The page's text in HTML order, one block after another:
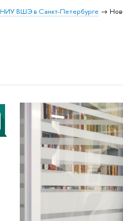
НИУ ВШЭ в Санкт-Петербурге